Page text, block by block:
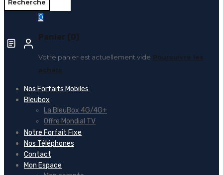
0
Panier (0)
Votre panier est actuellement vide Poursuivre les
achats
Nos Forfaits Mobiles
Bleubox
La BleuBox 4G/4G+
Offre Mondial TV
Notre Forfait Fixe
Nos Téléphones
Contact
Mon Espace